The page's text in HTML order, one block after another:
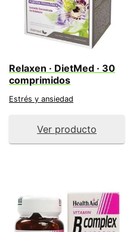
Relaxen · DietMed · 30
comprimidos
Estrés y ansiedad
Ver producto